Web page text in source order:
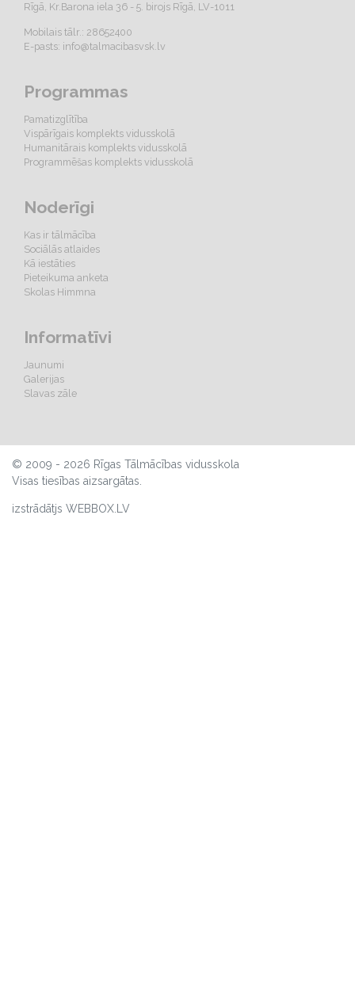
Rīgā, Kr.Barona iela 36 - 5. birojs Rīgā, LV-1011
Mobilais tālr.: 28652400
E-pasts: info@talmacibasvsk.lv
Programmas
Pamatizglītība
Vispārīgais komplekts vidusskolā
Humanitārais komplekts vidusskolā
Programmēšas komplekts vidusskolā
Noderīgi
Kas ir tālmācība
Sociālās atlaides
Kā iestāties
Pieteikuma anketa
Skolas Himmna
Informatīvi
Jaunumi
Galerijas
Slavas zāle
© 2009 - 2026 Rīgas Tālmācības vidusskola
Visas tiesības aizsargātas.
izstrādātjs WEBBOX.LV